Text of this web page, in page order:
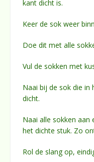
kant dicht is.
Keer de sok weer
Doe dit met alle
Vul de sokken met
Naai bij de sok die
dicht.
Naai alle sokken aan
het dichte stuk. Zo
Rol de slang op,